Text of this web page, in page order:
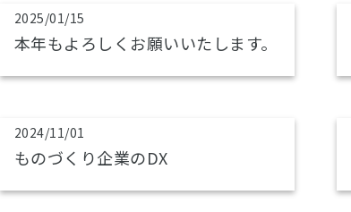
2025/01/15
本年もよろしくお願いいたします。
2024/11/01
ものづくり企業のDX